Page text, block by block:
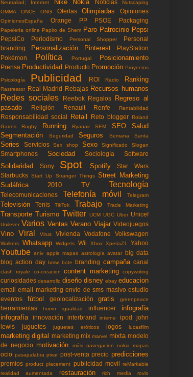
Neutraliad; Internet Nike Nokia Noticias
Nutscaping
OMMA
ONCE ONG Ofertas Olimpiadas Opiniones
OpinionesEspaña Orange PP PSOE Packaging
Papelería online Papiro de Shem Paro Patrocinio Pepsi
PepsiCo Periodismo Personal Shopper
Personal
branding
Personalización Pinterest
PlayStation
Pokémon
Política Portugal Posicionamiento
Prensa Productividad Producto Promoción Proyectos
Psicología Publicidad ROI Radio Ranking
Rastreator Real Madrid Rebajas Recursos humanos
Redes sociales Reebok Regalos
Regreso al
pasado
Religión Renault Renfe Rentabilidad
Responsabilidad social Retail Reto blogger Roland
Garros
Rugby Running Ryanair SEM SEO
Salud
Segmentación
Seguridad Seguros Semana Santa
Series Servicios Sex shop Sexo Significado Slogan
Smartphones Sociedad Sociología Software
Solidaridad Sony Spot Spotify
Star Wars
Starbucks Start Up Stranger Things Street Marketing
Sudáfrica 2010
TV Tecnología
Telecomunicaciones Telefonía móvil Telegram
Televisión Tenis TikTok Trabajo Trade Marketing
Transporte Turismo Twitter UCM UGC Uber Unicef
Unilever Varios Ventas Verano Viajar Videojuegos
Vino Viral Virus Vivienda Vodafone Volkswagen
Walkers Whatsapp Widgets Wii Xbox XperiaZ1 Yahoo
Youtube aniv apple mapas astrología avatar big data
blog action day bmw bote branding campaña canal
clash royale co-creacion content marketing copywriting
curiosidades desarrollo diseño disney ebay educacion
email email marketing envío de sms masivo estudio
eventos
fútbol geolocalización gratis greenpeace
herramientas humo igualdad influencer
infografia
infografía
innovación interbrand interne ipod
john
lewis
juguetes juguetes eróticos logos lucasfilm
marketing digital marketing mix marvel mixta modelo
de negocio motivación músi navegacion nokia mapas
ocio pasapalabra pixar post-venta precio predicciones
premios product placement publicidad movil reMarkable
realidad aumentada
restauración rich media rovio